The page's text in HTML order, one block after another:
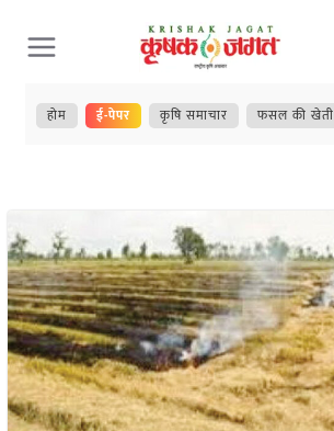
Skip
to
content
होम ई-पेपर कृषि समाचार फसल की खेती